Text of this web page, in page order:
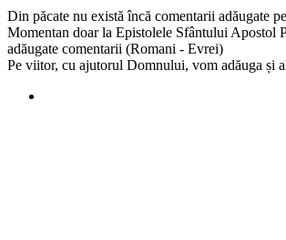
Din păcate nu există încă comentarii adăugate
Momentan doar la Epistolele Sfântului Apostol
adăugate comentarii (Romani - Evrei)
Pe viitor, cu ajutorul Domnului, vom adăuga și